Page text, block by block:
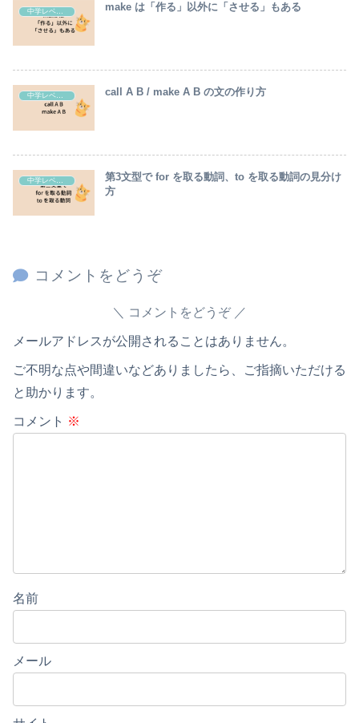
make は「作る」以外に「させる」もある
中学レベル英語の解説 call A B / make A B の文の作り方
第3文型で for を取る動詞、to を取る動詞の見分け
方
コメントをどうぞ
コメントをどうぞ
メールアドレスが公開されることはありません。
ご不明な点や間違いなどありましたら、ご指摘いただける
と助かります。
コメント ※
名前
メール